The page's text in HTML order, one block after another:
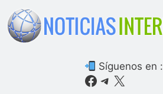
Saltar
contenido
Síguenos en :
Facebook
Telegram
X